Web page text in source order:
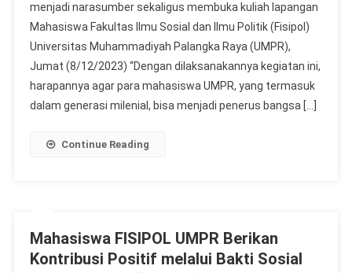
Pembicara
Utama
Dalam
Kuliah
Lapangan
Universitas
Raya
menjadi narasumber sekaligus membuka kuliah lapangan
Mahasiswa Fakultas Ilmu Sosial dan Ilmu Politik (Fisipol)
Universitas Muhammadiyah Palangka Raya (UMPR),
Jumat (8/12/2023) “Dengan dilaksanakannya kegiatan ini,
harapannya agar para mahasiswa UMPR, yang termasuk
dalam generasi milenial, bisa menjadi penerus bangsa […]
Continue Reading
Mahasiswa FISIPOL UMPR Berikan
Kontribusi Positif melalui Bakti Sosial